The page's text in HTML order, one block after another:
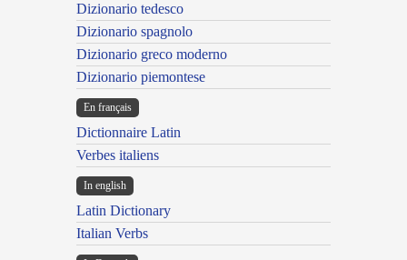
Dizionario tedesco
Dizionario spagnolo
Dizionario greco moderno
Dizionario piemontese
En français
Dictionnaire Latin
Verbes italiens
In english
Latin Dictionary
Italian Verbs